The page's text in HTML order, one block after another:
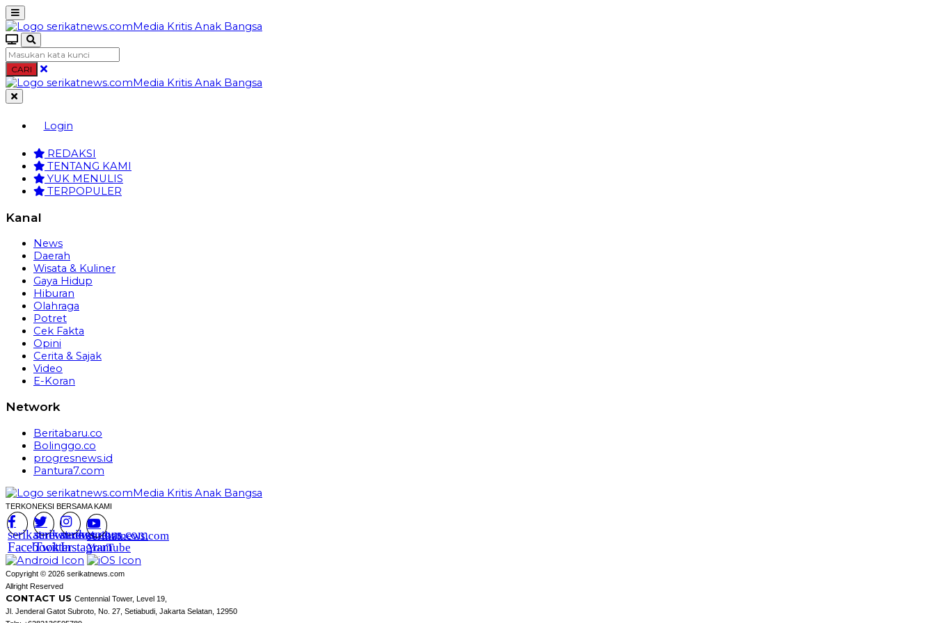
CARI
Login
REDAKSI
TENTANG KAMI
YUK MENULIS
TERPOPULER
Kanal
News
Daerah
Wisata & Kuliner
Gaya Hidup
Hiburan
Olahraga
Potret
Cek Fakta
Opini
Cerita & Sajak
Video
E-Koran
Network
Beritabaru.co
Bolinggo.co
progresnews.id
Pantura7.com
TERKONEKSI BERSAMA KAMI
serikatnews.com
Facebook
serikatnews.com
Twitter
serikatnews.com
Instagram
serikatnews.com
YouTube
Copyright © 2026 serikatnews.com
Allright Reserved
CONTACT US Centennial Tower, Level 19,
Jl. Jenderal Gatot Subroto, No. 27, Setiabudi, Jakarta Selatan, 12950